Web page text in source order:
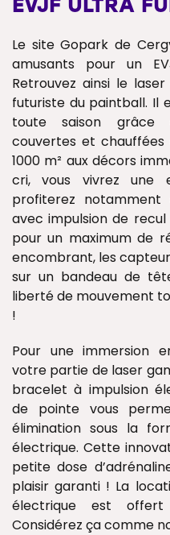
EVJF ULTRA
Le site Gopark de
amusants pour un
Retrouvez ainsi le
futuriste du paintball. Il
toute saison grâce
couvertes et chauffées
1000 m² aux décors
cri, vous vivrez une
profiterez notamment
avec impulsion de
pour un maximum de
encombrant, les
sur un bandeau de
liberté de mouvement
!
Pour une immersion
votre partie de laser
bracelet à impulsion
de pointe vous
élimination sous la
électrique. Cette
petite dose
plaisir garanti ! La
électrique est
Considérez ça comme